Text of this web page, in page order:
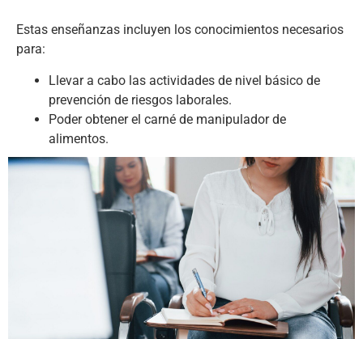
Estas enseñanzas incluyen los conocimientos necesarios
para:
Llevar a cabo las actividades de nivel básico de
prevención de riesgos laborales.
Poder obtener el carné de manipulador de
alimentos.